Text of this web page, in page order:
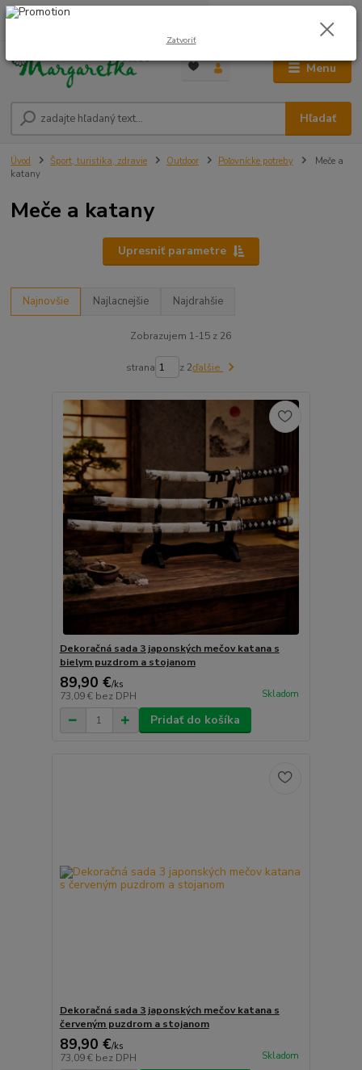
Menu
Hľadať
0948 236 042
0,00 €
Úvod Šport, turistika, zdravie Outdoor Poľovnícke potreby
Meče a
katany
Meče a katany
Upresniť parametre
Najnovšie Najlacnejšie Najdrahšie
Zobrazujem 1-15 z 26
strana z 2ďalšie
Dekoračná sada 3 japonských mečov katana s
bielym puzdrom a stojanom
89,90 €/ks
73,09 € bez DPH Skladom
Pridať do košíka
Dekoračná sada 3 japonských mečov katana s
červeným puzdrom a stojanom
89,90 €/ks
73,09 € bez DPH Skladom
Zatvoriť